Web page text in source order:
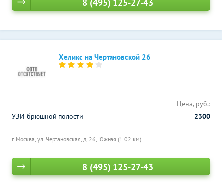
8 (495) 125-27-43
Хеликс на Чертановской 26
г. Москва, ул. Чертановская, д. 26, Южная (1.02 км)
Цена, руб.:
УЗИ брюшной полости
2300
8 (495) 125-27-43